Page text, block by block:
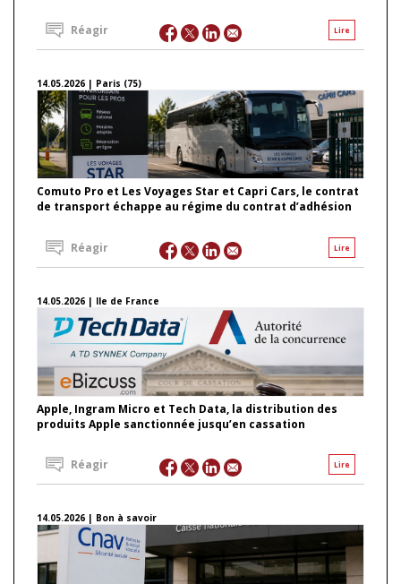
Lire
Réagir
14.05.2026 | Paris (75)
Comuto Pro et Les Voyages Star et Capri Cars, le contrat
de transport échappe au régime du contrat d’adhésion
Lire
Réagir
14.05.2026 | Ile de France
Apple, Ingram Micro et Tech Data, la distribution des
produits Apple sanctionnée jusqu’en cassation
Lire
Réagir
14.05.2026 | Bon à savoir